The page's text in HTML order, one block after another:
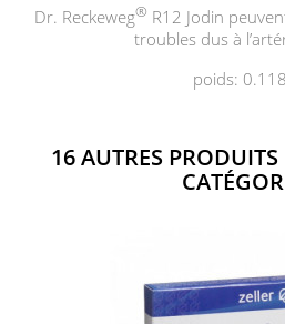
Dr. Reckeweg® R12 Jodin
troubles dus à
poids:
16 AUTRES